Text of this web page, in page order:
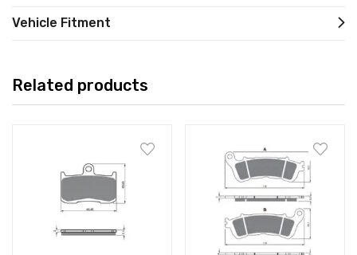
Vehicle Fitment
Related products